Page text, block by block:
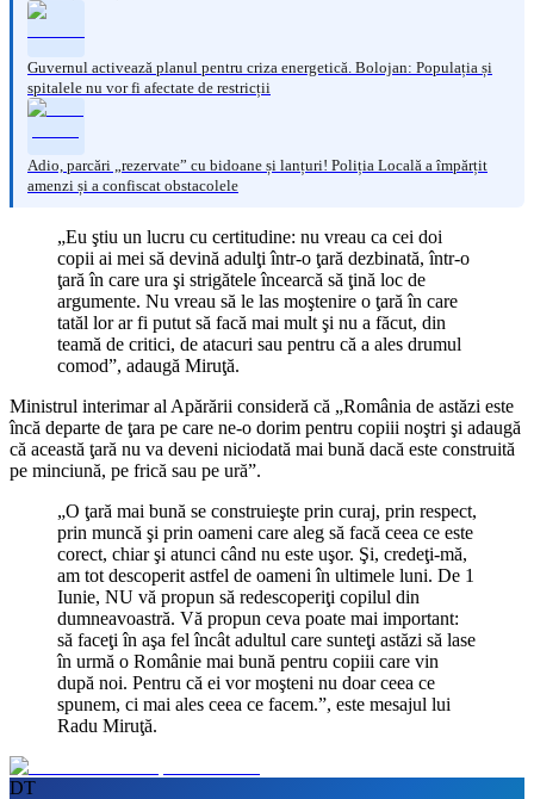
Guvernul activează planul pentru criza energetică. Bolojan: Populația și
spitalele nu vor fi afectate de restricții
Adio, parcări „rezervate” cu bidoane și lanțuri! Poliția Locală a împărțit
amenzi și a confiscat obstacolele
„Eu ştiu un lucru cu certitudine: nu vreau ca cei doi
copii ai mei să devină adulţi într-o ţară dezbinată, într-o
ţară în care ura şi strigătele încearcă să ţină loc de
argumente. Nu vreau să le las moştenire o ţară în care
tatăl lor ar fi putut să facă mai mult şi nu a făcut, din
teamă de critici, de atacuri sau pentru că a ales drumul
comod”, adaugă Miruţă.
Ministrul interimar al Apărării consideră că „România de astăzi este
încă departe de ţara pe care ne-o dorim pentru copiii noştri şi adaugă
că această ţară nu va deveni niciodată mai bună dacă este construită
pe minciună, pe frică sau pe ură”.
„O ţară mai bună se construieşte prin curaj, prin respect,
prin muncă şi prin oameni care aleg să facă ceea ce este
corect, chiar şi atunci când nu este uşor. Şi, credeţi-mă,
am tot descoperit astfel de oameni în ultimele luni. De 1
Iunie, NU vă propun să redescoperiţi copilul din
dumneavoastră. Vă propun ceva poate mai important:
să faceţi în aşa fel încât adultul care sunteţi astăzi să lase
în urmă o Românie mai bună pentru copiii care vin
după noi. Pentru că ei vor moşteni nu doar ceea ce
spunem, ci mai ales ceea ce facem.”, este mesajul lui
Radu Miruţă.
DT